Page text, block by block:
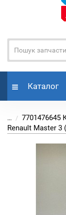
Каталог
...
7701476645
Renault Master 3